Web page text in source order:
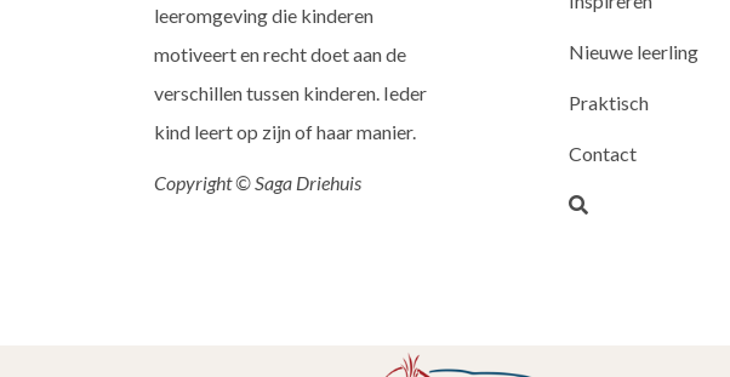
leeromgeving die kinderen
motiveert en recht doet aan de
verschillen tussen kinderen. Ieder
kind leert op zijn of haar manier.
Copyright © Saga Driehuis
Nieuwe leerling
Praktisch
Contact